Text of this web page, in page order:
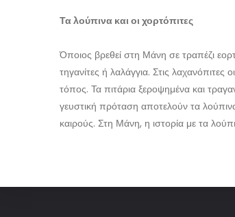
Τα λούπινα και οι χορτόπιτες
Όποιος βρεθεί στη Μάνη σε τραπέζι
τηγανίτες ή λαλάγγια. Στις
τόπος. Τα πιτάρια ξεροψημένα και
γευστική πρόταση αποτελούν τα
καιρούς. Στη Μάνη, η ιστορία με τα